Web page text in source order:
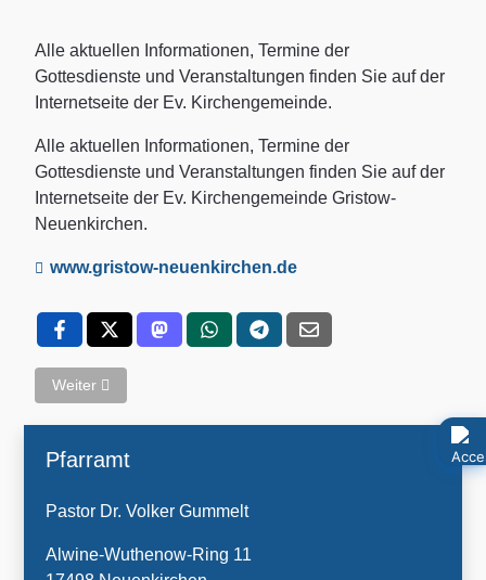
Alle aktuellen Informationen, Termine der
Gottesdienste und Veranstaltungen finden Sie auf der
Internetseite der Ev. Kirchengemeinde.
Alle aktuellen Informationen, Termine der
Gottesdienste und Veranstaltungen finden Sie auf der
Internetseite der Ev. Kirchengemeinde Gristow-
Neuenkirchen.
www.gristow-neuenkirchen.de
Nächster Beitrag: Gottesdienst mit Krippenspiel in Kapelle
Weiter
Pfarramt
Pastor Dr. Volker Gummelt
Alwine-Wuthenow-Ring 11